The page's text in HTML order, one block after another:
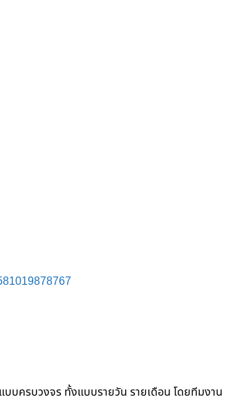
บบครบวงจร ทั้งแบบรายวัน รายเดือน โดยทีมงาน